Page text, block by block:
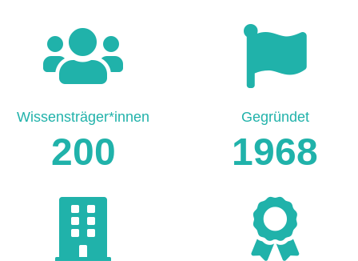
200
Wissensträger*innen
1968
Gegründet